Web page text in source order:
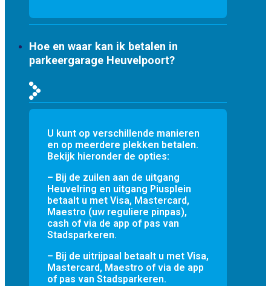
Hoe en waar kan ik betalen in
parkeergarage Heuvelpoort?
U kunt op verschillende manieren
en op meerdere plekken betalen.
Bekijk hieronder de opties:
– Bij de zuilen aan de uitgang
Heuvelring en uitgang Piusplein
betaalt u met Visa, Mastercard,
Maestro (uw reguliere pinpas),
cash of via de app of pas van
Stadsparkeren.
– Bij de uitrijpaal betaalt u met Visa,
Mastercard, Maestro of via de app
of pas van Stadsparkeren.